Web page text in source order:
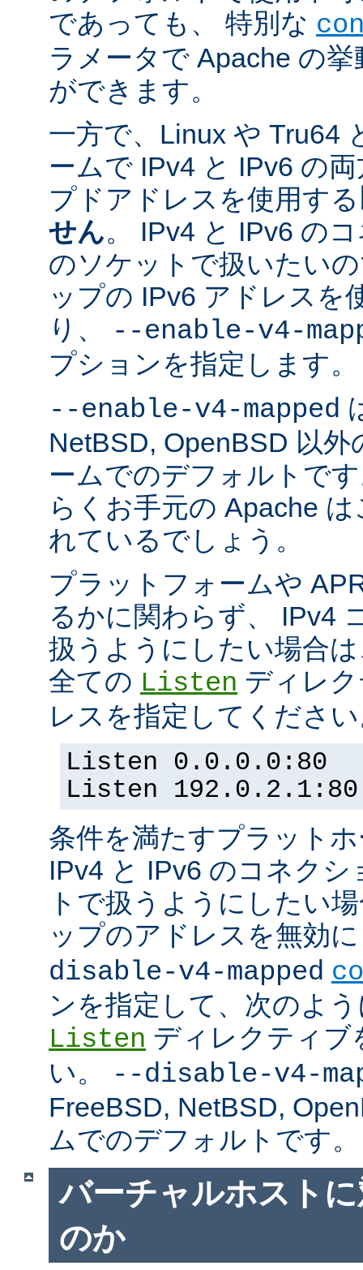
であっても、 特別な
ラメータで Apache の
ができます。
一方で、Linux や Tru64
ームで IPv4 と IPv6 の
プドアドレスを使用する
せん。 IPv4 と IPv6 の
のソケットで扱いたい
ップの IPv6 アドレスを
り、
--enable-v4-
プションを指定します。
--enable-v4-mapped
NetBSD, OpenBSD 以
ームでのデフォルトで
らくお手元の Apache
れているでしょう。
プラットフォームや
るかに関わらず、 IPv4
扱うようにしたい場合
全ての Listen ディレ
レスを指定してくださ
Listen 0.0.0.0:80
Listen 192.0.2.1:80
条件を満たすプラット
IPv4 と IPv6 のコネク
トで扱うようにしたい
ップのアドレスを無効
disable-v4-mapped
ンを指定して、次のよ
Listen ディレクティブ
い。
--disable-v4-
FreeBSD, NetBSD,
ムでのデフォルトです。
バーチャルホスト
のか